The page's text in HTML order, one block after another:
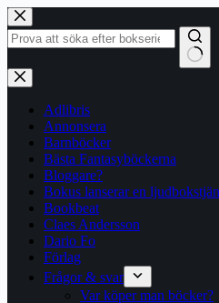
Hoppa
till
innehåll
Inga
resultat
Adlibris
Annonsera
Barnböcker
Bästa Fantasyböckerna
Bloggare?
Bokus lanserar en
Bookbeat
Claes Andersson
Dario Fo
Förlag
Frågor & svar
Var köper man böcker?